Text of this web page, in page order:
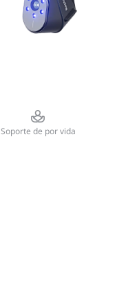
Soporte de por vida